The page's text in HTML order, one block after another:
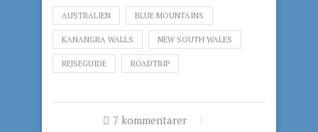
AUSTRALIEN BLUE MOUNTAINS
KANANGRA WALLS NEW SOUTH WALES
REJSEGUIDE ROADTRIP
7 kommentarer